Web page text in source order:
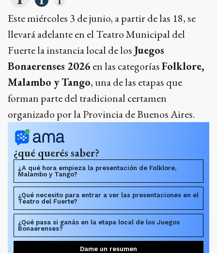
Este miércoles 3 de junio, a partir de las 18, se
llevará adelante en el Teatro Municipal del
Fuerte la instancia local de los Juegos
Bonaerenses 2026 en las categoríasFolklore,
Malambo y Tango, una de las etapas que
forman parte del tradicional certamen
organizado por la Provincia de Buenos Aires.
¿qué querés saber?
¿A qué hora empieza la presentación de Folklore,
Malambo y Tango?
¿Qué necesito para entrar a ver las presentaciones en el
Teatro del Fuerte?
¿Qué pasa si ganás en la etapa local de los Juegos
Bonaerenses?
Dame un resumen